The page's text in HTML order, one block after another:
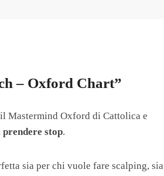
– Oxford Chart”
Mastermind Oxford di Cattolica e
prendere stop.
sia per chi vuole fare scalping, sia